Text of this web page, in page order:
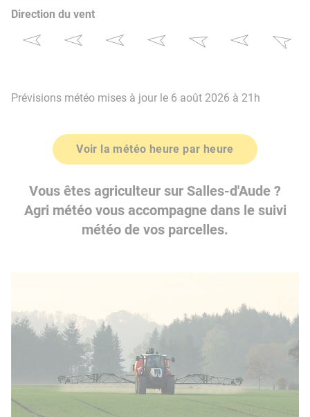
Direction du vent
Prévisions météo mises à jour le 6 août 2026 à 21h
Voir la météo heure par heure
Vous êtes agriculteur sur Salles-d'Aude ?
Agri météo vous accompagne dans le suivi
météo de vos parcelles.